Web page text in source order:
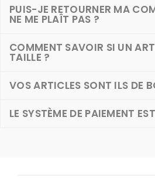
PUIS-JE RETOURNER MA
NE ME PLAÎT PAS ?
COMMENT SAVOIR SI UN
TAILLE ?
VOS ARTICLES SONT ILS DE
LE SYSTÈME DE PAIEMENT